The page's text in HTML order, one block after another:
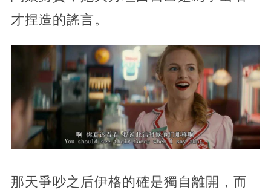
才捏造的謠言。
那天爭吵之后伊格的確是獨自離開，而